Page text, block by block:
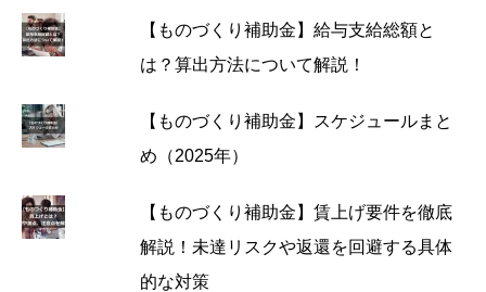
【ものづくり補助金】給与支給総額と
は？算出方法について解説！
【ものづくり補助金】スケジュールまと
め（2025年）
【ものづくり補助金】賃上げ要件を徹底
解説！未達リスクや返還を回避する具体
的な対策